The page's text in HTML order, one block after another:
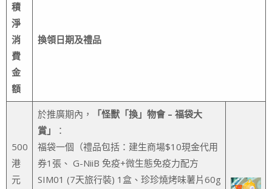
積
淨
消
費
金
額
換領日期及禮品
500
港
元
於推廣期內，
「怪獸「換」物會 – 福袋大
賞」
：
福袋一個（禮品包括：建生商場$10現金代用
券1張、 G-NiiB 免疫+微生態免疫力配方
SIM01 (7天旅行裝) 1盒、珍珍燒烤味薯片60g